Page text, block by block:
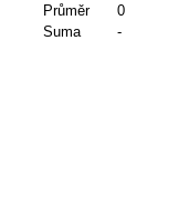
Průměr
0
Suma
-